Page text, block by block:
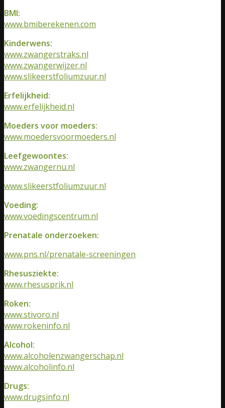
BMI:
www.bmiberekenen.com
Kinderwens:
www.zwangerstraks.nl
www.zwangerwijzer.nl
www.slikeerstfoliumzuur.nl
Erfelijkheid:
www.erfelijkheid.nl
Moeders voor moeders:
www.moedersvoormoeders.nl
Leefgewoontes:
www.zwangernu.nl
www.slikeerstfoliumzuur.nl
Voeding:
www.voedingscentrum.nl
Prenatale onderzoeken:
www.pns.nl/prenatale-screeningen
Rhesusziekte:
www.rhesusprik.nl
Roken:
www.stivoro.nl
www.rokeninfo.nl
Alcohol:
www.alcoholenzwangerschap.nl
www.alcoholinfo.nl
Drugs:
www.drugsinfo.nl